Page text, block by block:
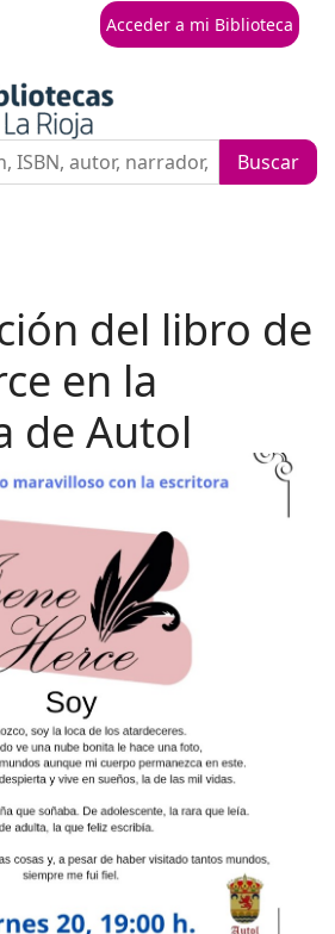
Acceder a mi Biblioteca
del libro de
en la
de Autol